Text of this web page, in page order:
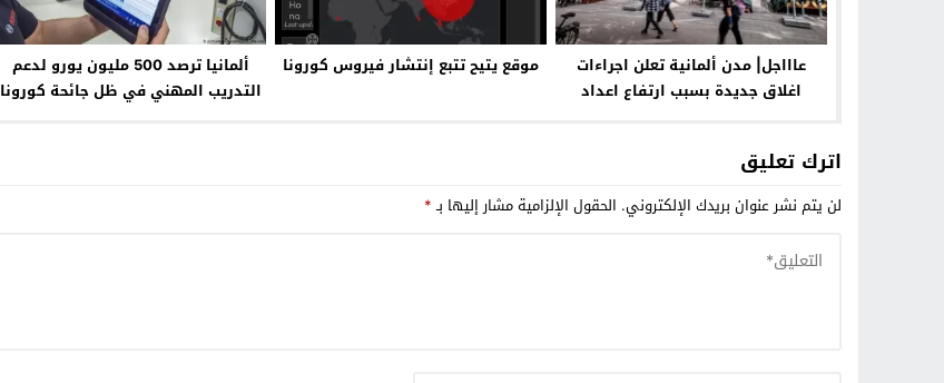
عاااجل| مدن ألمانية تعلن اجراءات
اغلاق جديدة بسبب ارتفاع اعداد
موقع يتيح تتبع إنتشار فيروس كورونا
ألمانيا ترصد 500 مليون يورو لدعم
التدريب المهني في ظل جائحة كورونا
اترك تعليق
لن يتم نشر عنوان بريدك الإلكتروني. الحقول الإلزامية مشار إليها بـ*